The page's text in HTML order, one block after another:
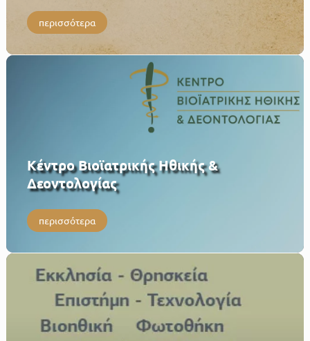
περισσότερα
Κέντρο Βιοϊατρικής Ηθικής &
Δεοντολογίας
περισσότερα